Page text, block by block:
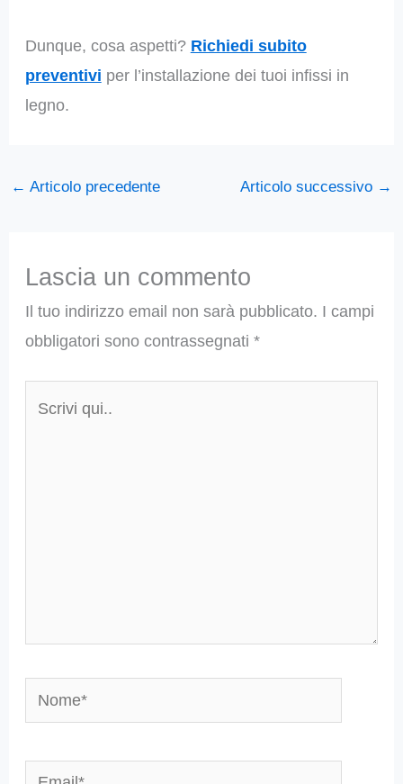
Dunque, cosa aspetti? Richiedi subito
preventivi per l’installazione dei tuoi infissi in
legno.
← Articolo precedente Articolo successivo →
Lascia un commento
Il tuo indirizzo email non sarà pubblicato. I campi
obbligatori sono contrassegnati *
Nome*
Email*